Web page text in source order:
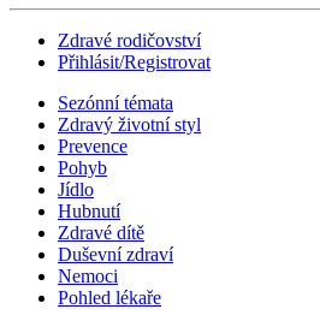
Zdravé rodičovství
Přihlásit/Registrovat
Sezónní témata
Zdravý životní styl
Prevence
Pohyb
Jídlo
Hubnutí
Zdravé dítě
Duševní zdraví
Nemoci
Pohled lékaře